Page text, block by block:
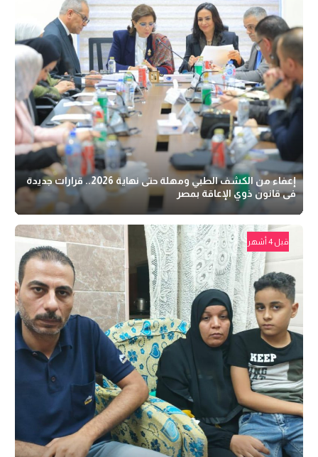
إعفاء من الكشف الطبي ومهلة حتى نهاية 2026.. قرارات جديدة
فى قانون ذوي الإعاقة بمصر
قبل 4 أشهر